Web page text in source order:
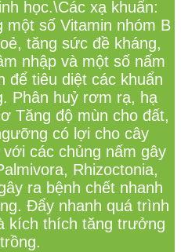
học.\Các xạ khuẩn:
một số Vitamin nhóm B
ẻ, tăng sức đề kháng,
m nhập và một số nấm
để tiêu diệt các khuẩn
Phân huỷ rơm rạ, hạ
ơ Tăng độ mùn cho đất,
ưỡng có ợi cho cây
với các chủng nấm gây
Rhizoctonia,
ây ra bệnh chết nhanh
ng. Đẩy nhanh quá trình
kích thích tăng trưởng
ồng.